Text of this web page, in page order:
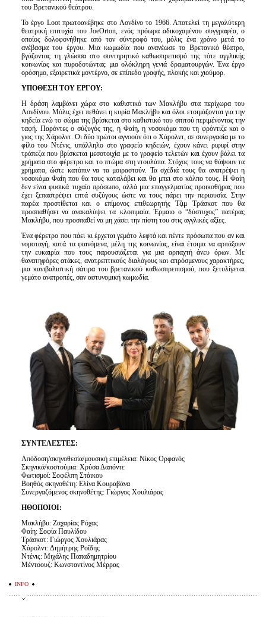
του Βρετανικού θεάτρου.
Το έργο Loot πρωτοανέβηκε στο Λονδίνο το 1966. Αποτελεί τη μεγαλύτερη
θεατρική επιτυχία του JoeOrton, ενός πρόωρα αδικοχαμένου συγγραφέα, ο
οποίος δολοφονήθηκε από τον σύντροφό του, μόλις ένα χρόνο μετά το
ανέβασμα του έργου. Μια κωμωδία που ανανέωσε το Βρετανικό θέατρο,
βγάζοντας τη γλώσσα στο συντηρητικό καθωσπρεπισμό της τότε αγγλικής
κοινωνίας και πυροδοτώντας μια ολόκληρη γενιά δραματουργών. Ένα έργο
ορόσημο, εξαιρετικά μοντέρνο, σε επίπεδο γραφής, πλοκής και χιούμορ.
ΥΠΟΘΕΣΗ ΤΟΥ ΕΡΓΟΥ:
Η δράση λαμβάνει χώρα στο καθιστικό των Μακλήβυ στα περίχωρα του
Λονδίνου. Μόλις έχει πεθάνει η κυρία Μακλήβυ και όλοι ετοιμάζονται για την
κηδεία ενώ το σώμα της βρίσκεται στο καθιστικό του σπιτού περιμένοντας την
ταφή. Παρόντες ο σύζυγός της, η Φαίη, η νοσοκόμα που τη φρόντιζε και ο
γιος της Χάρολντ. Οι δύο πρώτοι αγνοούν ότι ο Χάρολντ, σε συνεργασία με το
φίλο του Ντένις, υπάλληλο στο γραφείο κηδειών, έχουν κάνει ριφιφί στην
τράπεζα που βρίσκεται μεσοτοιχία με το γραφείο τελετών και έχουν βάλει τα
χρήματα στο φέρετρο και το πτώμα στη ντουλάπα. Στόχος τους να θάψουν τα
χρήματα, ώστε κατόπιν να τα μοιραστούν. Τα σχέδιά τους θα ανατρέψει η
νοσοκόμα Φαίη που θα τους καταλάβει και θα μπει στο κόλπο τους. Η Φαίη
δεν είναι φυσικά τυχαίο πρόσωπο, αλλά μια επαγγελματίας προικοθήρας που
έχει ξεπαστρέψει επτά συζύγους ώστε να τους πάρει την περιουσία. Στην
παρέα προστίθεται και ο επίμονος επιθεωρητής Τζιμ Τράσκοτ που θα
προσπαθήσει να ανακαλύψει τα κλοπιμαία. Έρμαιο ο “δύστυχος” πατέρας
Μακλήβυ, που προσπαθεί να μη χάσει την πίστη του στις αγγλικές αξίες.
Ένα φέρετρο που πάει κι έρχεται γεμάτο λεφτά και πέντε πρόσωπα που αν και
νομοταγή, κατά τα φαινόμενα, μέλη της κοινωνίας, είναι έτοιμα να αρπάξουν
την ευκαιρία που τους παρουσιάζεται για μια αρπαχτή άνευ όρων. Με
θανατηφόρες ατάκες, ανατρεπτικούς διαλόγους και απρόσμενους χαρακτήρες,
μια κανιβαλιστική σάτιρα του βρετανικού καθωσπρεπισμού, που ξετυλίγεται
γεμάτο ανατροπές, σαν αστυνομική κωμωδία.
ΣΥΝΤΕΛΕΣΤΕΣ:
Απόδοση/σκηνοθεσία/μουσική επιμέλεια: Νίκος Ορφανός
Σκηνικά/κοστούμια: Χρύσα Δαπόντε
Φωτισμοί: Σοφέλπη Στάικου
Βοηθός σκηνοθέτη: Ελίνα Κουραβάνα
Συνεργαζόμενος σκηνοθέτης: Γιώργος Χουλιάρας
ΗΘΟΠΟΙΟΙ:
Μακλήβυ: Ζαχαρίας Ρόχας
Φαίη: Σοφία Παυλίδου
Τράσκοτ: Γιώργος Χουλιάρας
Χάρολντ: Δημήτρης Ροΐδης
Ντένις: Μιχάλης Παπαδημητρίου
Μέντοουζ: Κωνσταντίνος Μέρρας
INFO